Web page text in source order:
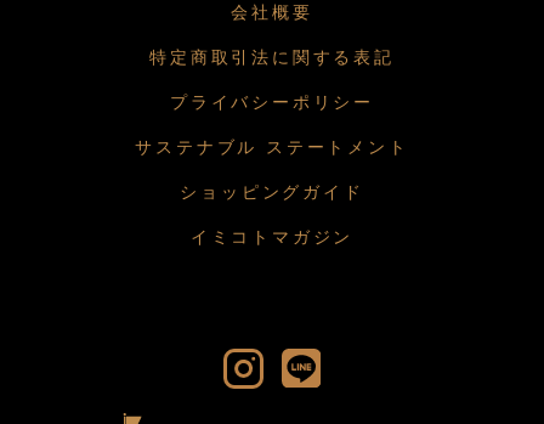
会社概要
特定商取引法に関する表記
プライバシーポリシー
サステナブル ステートメント
ショッピングガイド
イミコトマガジン